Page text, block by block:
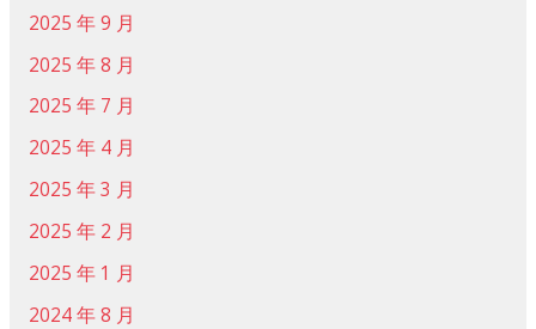
2025 年 9 月
2025 年 8 月
2025 年 7 月
2025 年 4 月
2025 年 3 月
2025 年 2 月
2025 年 1 月
2024 年 8 月